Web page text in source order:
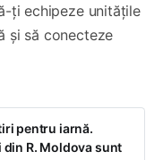
ți echipeze unitățile
și să conecteze
pentru iarnă.
din R. Moldova sunt